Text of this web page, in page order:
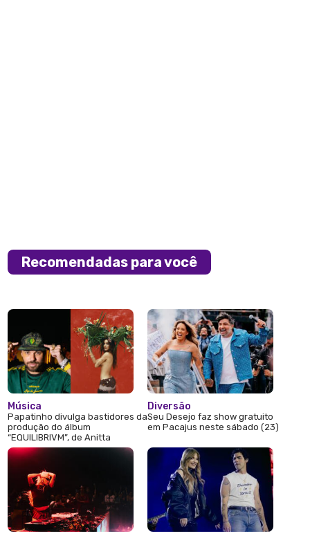
Recomendadas para você
Música
Papatinho divulga bastidores da
produção do álbum
“EQUILIBRIVM”, de Anitta
Diversão
Seu Desejo faz show gratuito
em Pacajus neste sábado (23)